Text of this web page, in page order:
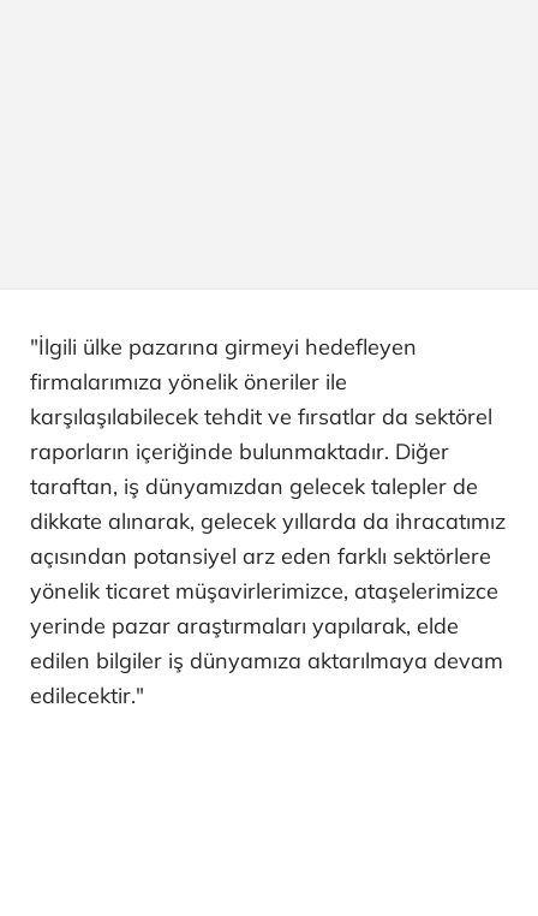
"İlgili ülke pazarına girmeyi hedefleyen
firmalarımıza yönelik öneriler ile
karşılaşılabilecek tehdit ve fırsatlar da sektörel
raporların içeriğinde bulunmaktadır. Diğer
taraftan, iş dünyamızdan gelecek talepler de
dikkate alınarak, gelecek yıllarda da ihracatımız
açısından potansiyel arz eden farklı sektörlere
yönelik ticaret müşavirlerimizce, ataşelerimizce
yerinde pazar araştırmaları yapılarak, elde
edilen bilgiler iş dünyamıza aktarılmaya devam
edilecektir."